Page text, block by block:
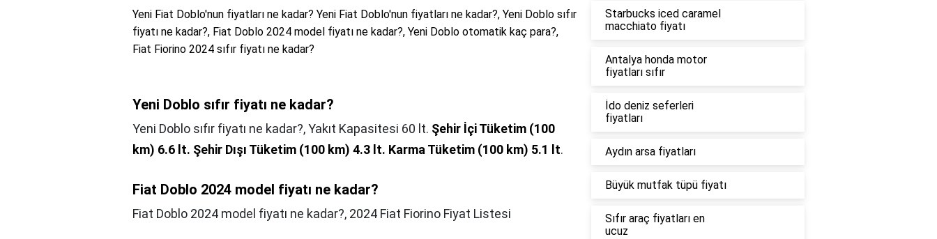
Yeni Fiat Doblo'nun fiyatları ne kadar? Yeni Fiat Doblo'nun fiyatları ne kadar?, Yeni Doblo sıfır
fiyatı ne kadar?, Fiat Doblo 2024 model fiyatı ne kadar?, Yeni Doblo otomatik kaç para?,
Fiat Fiorino 2024 sıfır fiyatı ne kadar?
Yeni Doblo sıfır fiyatı ne kadar?
Yeni Doblo sıfır fiyatı ne kadar?,Yakıt Kapasitesi 60 lt. Şehir İçi Tüketim (100
km) 6.6 lt. Şehir Dışı Tüketim (100 km) 4.3 lt. Karma Tüketim (100 km) 5.1 lt.
Fiat Doblo 2024 model fiyatı ne kadar?
Fiat Doblo 2024 model fiyatı ne kadar?, 2024 Fiat Fiorino Fiyat Listesi
Starbucks iced caramel
macchiato fiyatı
Antalya honda motor
fiyatları sıfır
İdo deniz seferleri
fiyatları
Aydın arsa fiyatları
Büyük mutfak tüpü fiyatı
Sıfır araç fiyatları en
ucuz